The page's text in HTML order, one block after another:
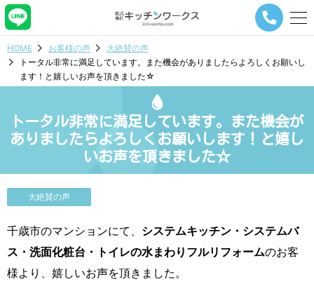
メ
ー
ビ
シ
ョ
ン
タ
HOME お客様の声
大絶賛の声
トータル非常に満足しています。また機会がありましたらよろしくお願いし
ます！と嬉しいお声を頂きました☆
トータル非常に満足しています。また機会が
ありましたらよろしくお願いします！と嬉し
いお声を頂きました☆
大絶賛の声
千歳市のマンションにて、 システムキッチン・システムバ
ス・洗面化粧台・トイレの水まわりフルリフォームのお客
様より、嬉しいお声を頂きました。